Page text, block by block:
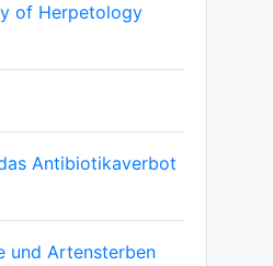
of Herpetology
Antibiotikaverbot
und Artensterben